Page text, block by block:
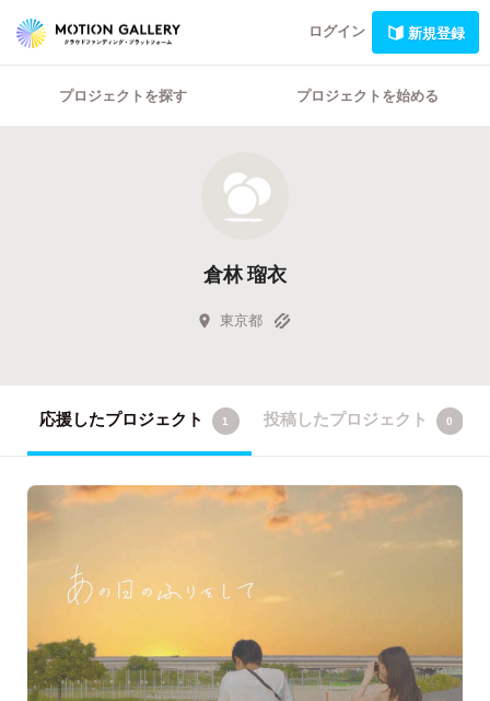
ログイン 新規登録
プロジェクトを探す プロジェクトを始める
倉林 瑠衣
東京都
応援したプロジェクト 1 投稿したプロジェクト 0